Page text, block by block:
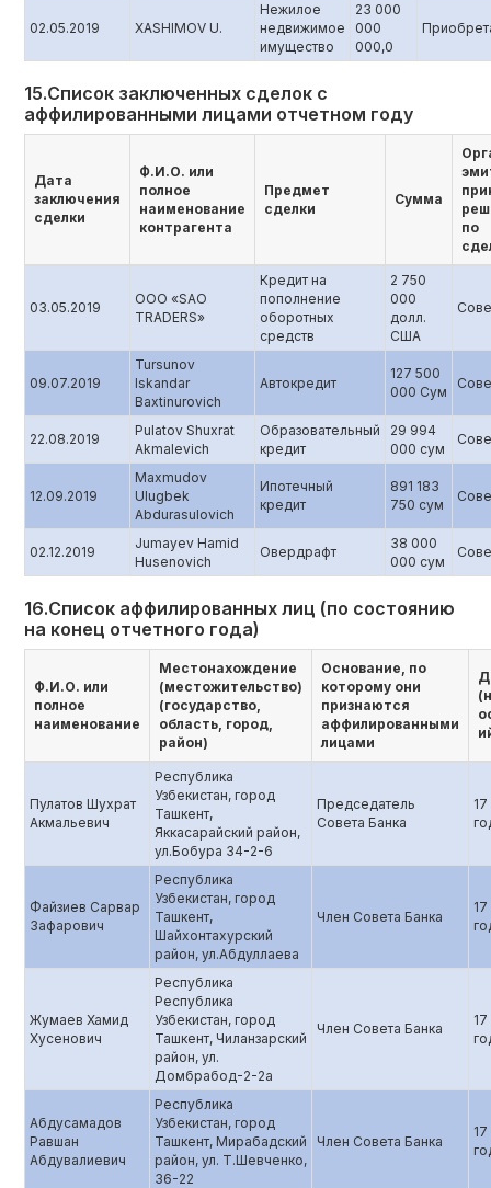
02.05.2019 XASHIMOV U.
Нежилое
недвижимое
имущество
23 000
000
000,0
15.Список заключенных сделок с
аффилированными лицами отчетном году
Дата
заключения
сделки
Ф.И.О. или
полное
наименование
контрагента
Предмет
сделки
Сумма
по
03.05.2019
ООО «SAO
TRADERS»
Кредит на
пополнение
оборотных
средств
2 750
000
долл.
США
09.07.2019
Tursunov
Iskandar
Baxtinurovich
Автокредит
127 500
000 Сум
22.08.2019
Pulatov Shuxrat
Akmalevich
Образовательный
кредит
29 994
000 сум
12.09.2019
Maxmudov
Ulugbek
Abdurasulovich
Ипотечный
кредит
891 183
750 сум
02.12.2019
Jumayev Hamid
Husenovich
Овердрафт
38 000
000 сум
16.Список аффилированных лиц (по состоянию
на конец отчетного года)
Ф.И.О. или
полное
наименование
Местонахождение
(местожительство)
(государство,
область, город,
район)
Основание, по
которому они
признаются
аффилированными
лицами
Пулатов Шухрат
Акмальевич
Республика
Узбекистан, город
Ташкент,
Яккасарайский район,
ул.Бобура 34-2-6
Председатель
Совета Банка
Файзиев Сарвар
Зафарович
Республика
Узбекистан, город
Ташкент,
Шайхонтахурский
район, ул.Абдуллаева
Член Совета Банка
Жумаев Хамид
Хусенович
Республика
Республика
Узбекистан, город
Ташкент, Чиланзарский
район, ул.
Домбрабод-2-2а
Член Совета Банка
Абдусамадов
Равшан
Абдувалиевич
Республика
Узбекистан, город
Ташкент, Мирабадский
район, ул. Т.Шевченко,
36-22
Член Совета Банка